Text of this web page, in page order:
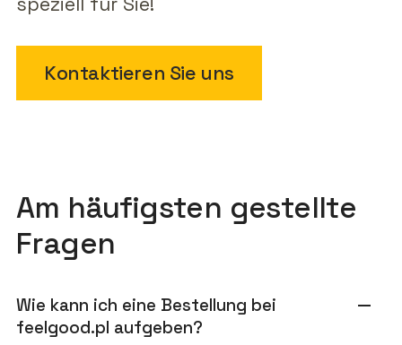
Kontaktieren Sie uns
Am häufigsten gestellte
Fragen
Wie kann ich eine Bestellung bei
feelgood.pl aufgeben?
remove